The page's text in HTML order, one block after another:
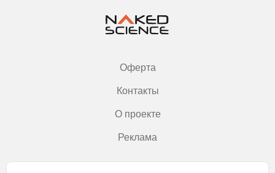
Оферта
Контакты
О проекте
Реклама